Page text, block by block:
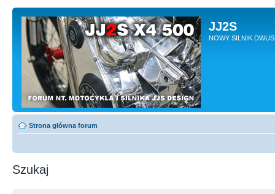
JJ2S
NOWY SILNIK
Strona główna forum
Szukaj